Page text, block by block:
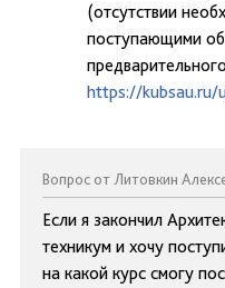
(отсутствии
поступающими
https://kubsau.ru/
Вопрос от Литовкин
Если я закончил
техникум и хочу
на какой курс смогу